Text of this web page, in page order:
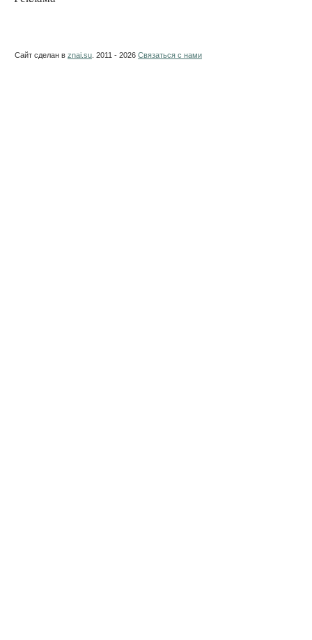
Сайт сделан в znai.su . 2011 - 2026 Связаться с нами